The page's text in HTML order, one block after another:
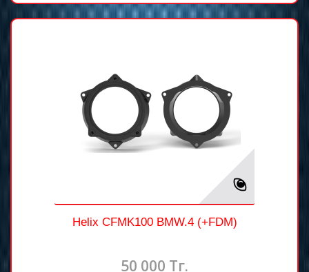
Helix CFMK100 BMW.4 (+FDM)
50 000 Тг.